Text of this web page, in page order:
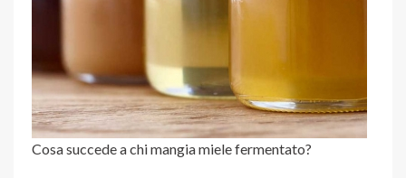
Cosa succede a chi mangia miele fermentato?